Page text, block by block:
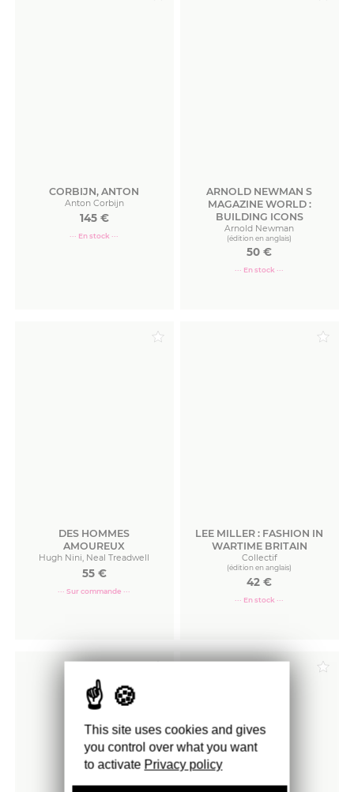
CORBIJN, ANTON
Anton Corbijn
145 €
··· En stock ···
ARNOLD NEWMAN S
MAGAZINE WORLD :
BUILDING ICONS
Arnold Newman
(édition en anglais)
50€
··· En stock ···
DES HOMMES
AMOUREUX
Hugh Nini, Neal Treadwell
55 €
··· Sur commande ···
Commander
LEE MILLER : FASHION IN
WARTIME BRITAIN
Collectif
(édition en anglais)
42€
··· En stock ···
Commander
This site uses cookies and gives
you control over what you want
to activate Privacy policy